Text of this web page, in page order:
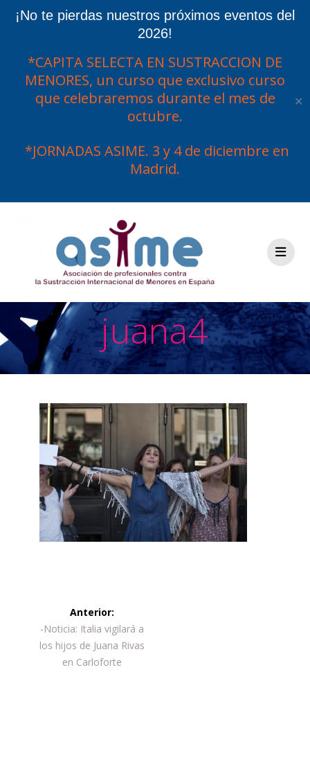
¡No te pierdas nuestros próximos eventos del
2026!
*CAPITA SELECTA EN SUSTRACCION DE
MENORES, un curso que exclusivo curso
que celebraremos durante el mes de
octubre.
*JORNADAS ASIME. 3 y 4 de diciembre en
Madrid.
✕
contenido
juana4
Navegación
de
entradas
Anterior:
Entrada
anterior:
-Noticia: Italia vigilará a
los hijos de Juana Rivas
en Carloforte